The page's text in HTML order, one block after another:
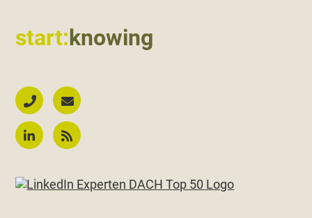
start:knowing